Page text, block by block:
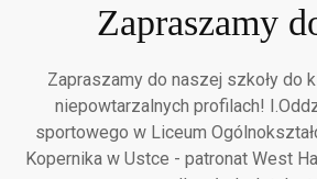
Zapraszamy
Zapraszamy do naszej szkoły do
niepowtarzalnych profilach!
sportowego w Liceum
Kopernika w Ustce - patronat West